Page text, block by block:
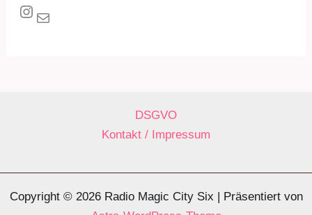
Instagram E-Mail
DSGVO
Kontakt / Impressum
Copyright © 2026 Radio Magic City Six | Präsentiert von